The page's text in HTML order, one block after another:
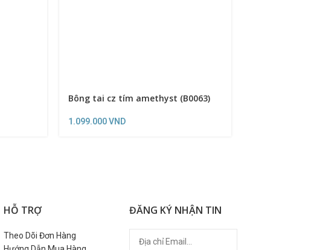
Bông tai cz tím amethyst (B0063)
1.099.000VND
HỖ TRỢ
Theo Dõi Đơn Hàng
ĐĂNG KÝ NHẬN TIN